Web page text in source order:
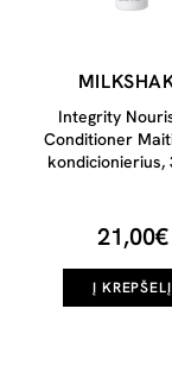
Integrity
Conditioner
kondicionierius,
21,00€
Į KREPŠELĮ